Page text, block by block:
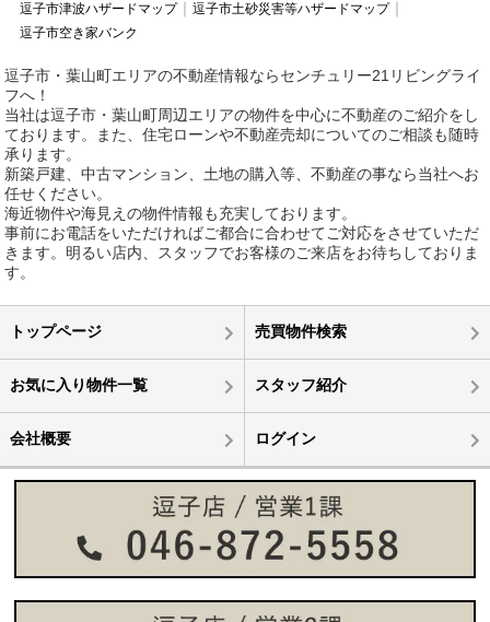
逗子市津波ハザードマップ
逗子市土砂災害等ハザードマップ
逗子市空き家バンク
逗子市・葉山町エリアの不動産情報ならセンチュリー21リビングライ
フへ！
当社は逗子市・葉山町周辺エリアの物件を中心に不動産のご紹介をし
ております。また、住宅ローンや不動産売却についてのご相談も随時
承ります。
新築戸建、中古マンション、土地の購入等、不動産の事なら当社へお
任せください。
海近物件や海見えの物件情報も充実しております。
事前にお電話をいただければご都合に合わせてご対応をさせていただ
きます。明るい店内、スタッフでお客様のご来店をお待ちしておりま
す。
トップページ 売買物件検索
お気に入り物件一覧 スタッフ紹介
会社概要 ログイン